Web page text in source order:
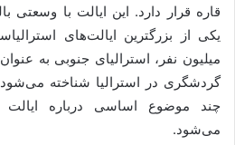
میلیون نفر، استرالیای جنوبی به
گردشگری در استرالیا شناخته
چند موضوع اساسی درباره ایالت
می‌شود.